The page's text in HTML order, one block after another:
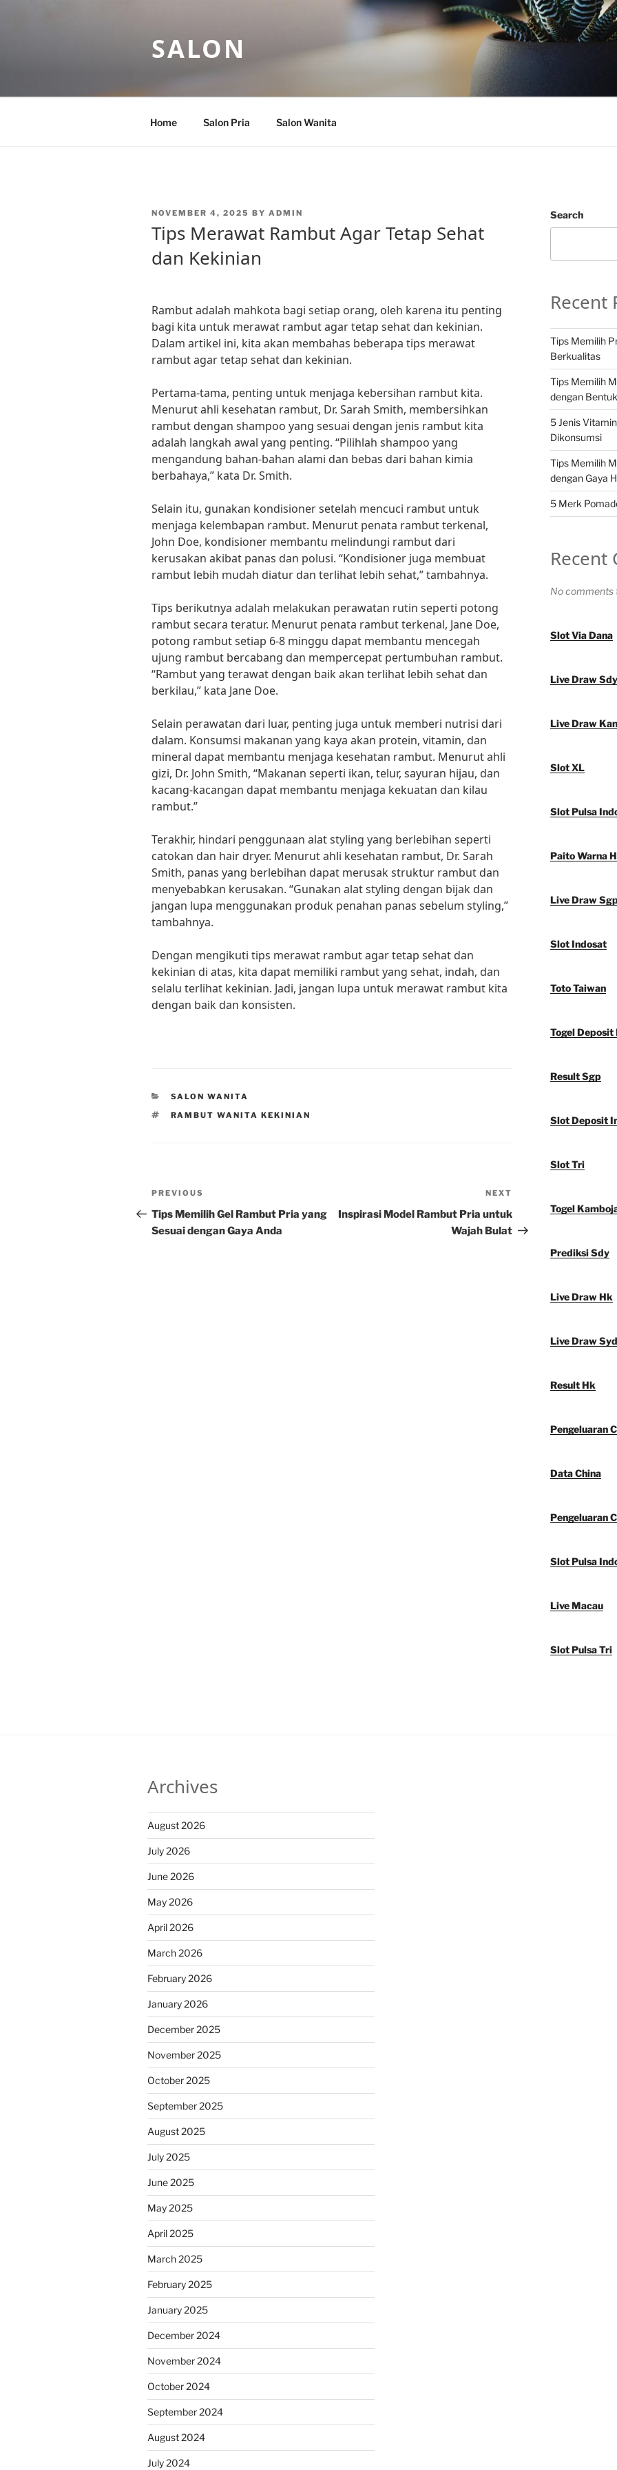
SALON
Home Salon Pria Salon Wanita
POSTED
NOVEMBER 4, 2025 BY ADMIN
Tips Merawat Rambut Agar Tetap Sehat
dan Kekinian
Rambut adalah mahkota bagi setiap orang, oleh karena itu penting
bagi kita untuk merawat rambut agar tetap sehat dan kekinian.
Dalam artikel ini, kita akan membahas beberapa tips merawat
rambut agar tetap sehat dan kekinian.
Pertama-tama, penting untuk menjaga kebersihan rambut kita.
Menurut ahli kesehatan rambut, Dr. Sarah Smith, membersihkan
rambut dengan shampoo yang sesuai dengan jenis rambut kita
adalah langkah awal yang penting. “Pilihlah shampoo yang
mengandung bahan-bahan alami dan bebas dari bahan kimia
berbahaya,” kata Dr. Smith.
Selain itu, gunakan kondisioner setelah mencuci rambut untuk
menjaga kelembapan rambut. Menurut penata rambut terkenal,
John Doe, kondisioner membantu melindungi rambut dari
kerusakan akibat panas dan polusi. “Kondisioner juga membuat
rambut lebih mudah diatur dan terlihat lebih sehat,” tambahnya.
Tips berikutnya adalah melakukan perawatan rutin seperti potong
rambut secara teratur. Menurut penata rambut terkenal, Jane Doe,
potong rambut setiap 6-8 minggu dapat membantu mencegah
ujung rambut bercabang dan mempercepat pertumbuhan rambut.
“Rambut yang terawat dengan baik akan terlihat lebih sehat dan
berkilau,” kata Jane Doe.
Selain perawatan dari luar, penting juga untuk memberi nutrisi dari
dalam. Konsumsi makanan yang kaya akan protein, vitamin, dan
mineral dapat membantu menjaga kesehatan rambut. Menurut ahli
gizi, Dr. John Smith, “Makanan seperti ikan, telur, sayuran hijau, dan
kacang-kacangan dapat membantu menjaga kekuatan dan kilau
rambut.”
Terakhir, hindari penggunaan alat styling yang berlebihan seperti
catokan dan hair dryer. Menurut ahli kesehatan rambut, Dr. Sarah
Smith, panas yang berlebihan dapat merusak struktur rambut dan
menyebabkan kerusakan. “Gunakan alat styling dengan bijak dan
jangan lupa menggunakan produk penahan panas sebelum styling,”
tambahnya.
Dengan mengikuti tips merawat rambut agar tetap sehat dan
kekinian di atas, kita dapat memiliki rambut yang sehat, indah, dan
selalu terlihat kekinian. Jadi, jangan lupa untuk merawat rambut kita
dengan baik dan konsisten.
CATEGORIES
SALON WANITA
TAGS
RAMBUT WANITA KEKINIAN
Post
navigation
Previous
Post
PREVIOUS
Tips Memilih Gel Rambut Pria yang
Sesuai dengan Gaya Anda
Post
NEXT
Inspirasi Model Rambut Pria untuk
Wajah Bulat
Search
Recent
Tips Memilih
Berkualitas
Tips Memilih
dengan
5 Jenis
Dikonsumsi
Tips Memilih
dengan Gaya
5 Merk
Recent
No comments
Slot Via Dana
Live Draw Sdy
Live Draw
Slot XL
Slot Pulsa
Paito Warna
Live Draw
Slot Indosat
Toto Taiwan
Togel Deposit
Result Sgp
Slot Deposit
Slot Tri
Togel
Prediksi Sdy
Live Draw Hk
Live Draw
Result Hk
Pengeluaran
Data China
Pengeluaran
Slot Pulsa
Live Macau
Slot Pulsa Tri
Archives
August 2026
July 2026
June 2026
May 2026
April 2026
March 2026
February 2026
January 2026
December 2025
November 2025
October 2025
September 2025
August 2025
July 2025
June 2025
May 2025
April 2025
March 2025
February 2025
January 2025
December 2024
November 2024
October 2024
September 2024
August 2024
July 2024